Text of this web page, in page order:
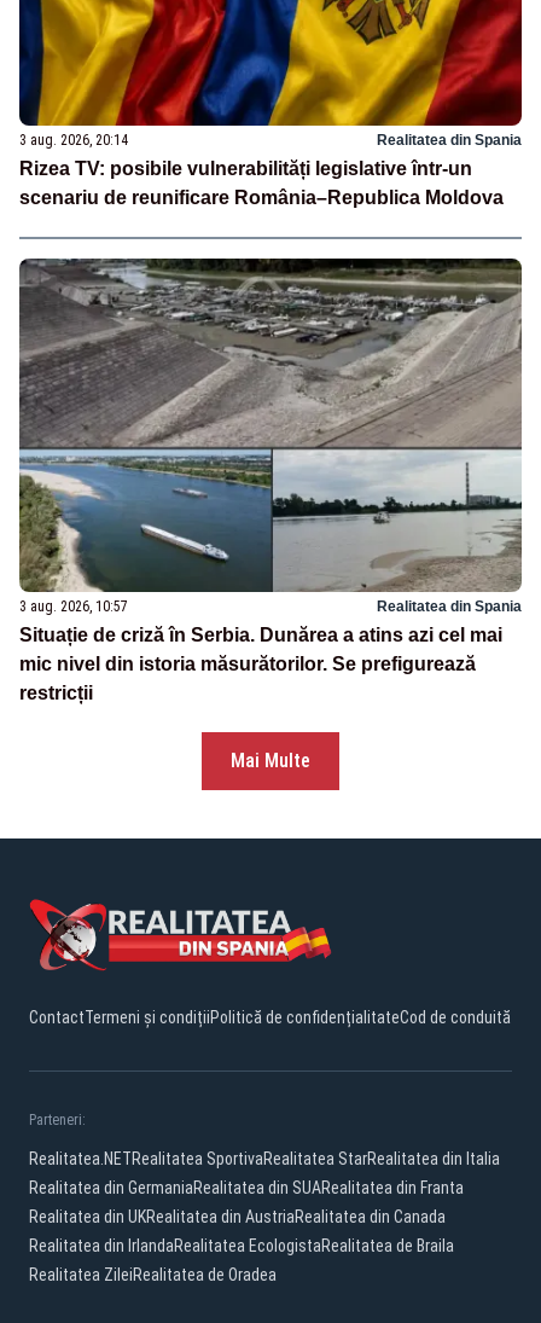
3 aug. 2026, 20:14 Realitatea din Spania
Rizea TV: posibile vulnerabilități legislative într-un
scenariu de reunificare România–Republica Moldova
3 aug. 2026, 10:57 Realitatea din Spania
Situație de criză în Serbia. Dunărea a atins azi cel mai
mic nivel din istoria măsurătorilor. Se prefigurează
restricții
Mai Multe
ContactTermeni și condițiiPolitică de confidențialitateCod de conduită
Parteneri:
Realitatea.NETRealitatea SportivaRealitatea StarRealitatea din Italia
Realitatea din GermaniaRealitatea din SUARealitatea din Franta
Realitatea din UKRealitatea din AustriaRealitatea din Canada
Realitatea din IrlandaRealitatea EcologistaRealitatea de Braila
Realitatea ZileiRealitatea de Oradea